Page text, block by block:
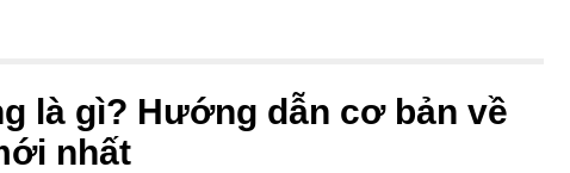
là gì? Hướng dẫn cơ bản về
nhất